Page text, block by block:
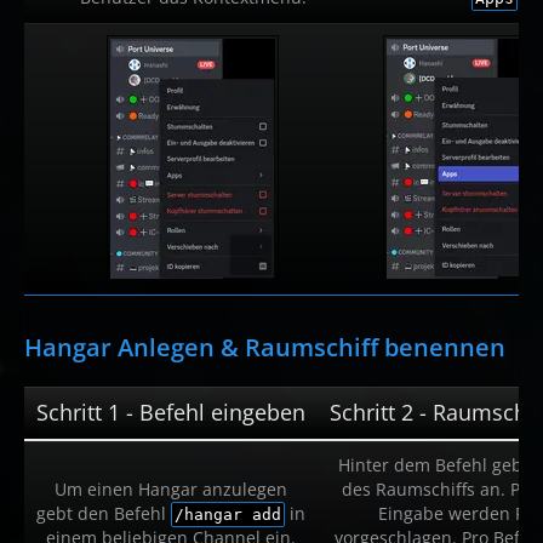
Hangar Anlegen & Raumschiff benennen
Schritt 1 - Befehl eingeben Schritt 2 -
Um einen Hangar anzulegen
gebt den Befehl /hangar add
in
einem beliebigen Channel ein.
Hinter dem Befehl gebt
des Raumschiffs an.
Eingabe werden
vorgeschlagen. Pro